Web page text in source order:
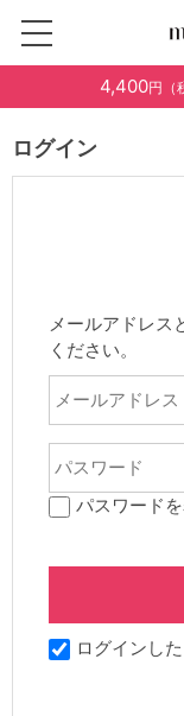
4,400円（
ログイン
メールアドレス
ください。
パスワード
ログインし